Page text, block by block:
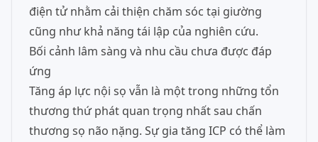
điện tử nhằm cải thiện chăm sóc tại giường
cũng như khả năng tái lập của nghiên cứu.
Bối cảnh lâm sàng và nhu cầu chưa được đáp
ứng
Tăng áp lực nội sọ vẫn là một trong những tổn
thương thứ phát quan trọng nhất sau chấn
thương sọ não nặng. Sự gia tăng ICP có thể làm